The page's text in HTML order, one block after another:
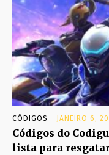
CÓDIGOS JANEIRO 6,
Códigos do
lista para